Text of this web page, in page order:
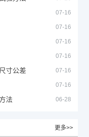
07-16
07-16
07-16
07-16
寸公差 07-16
07-16
法 06-28
更多>>